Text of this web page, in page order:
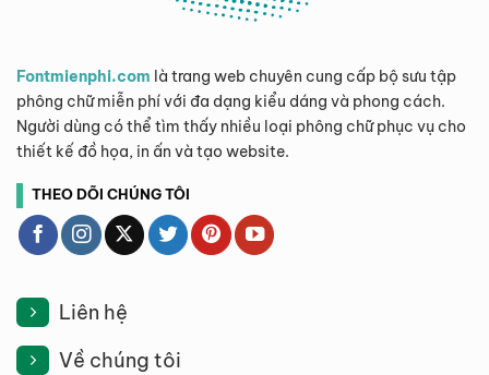
Fontmienphi.com là trang web chuyên cung cấp bộ sưu tập
phông chữ miễn phí với đa dạng kiểu dáng và phong cách.
Người dùng có thể tìm thấy nhiều loại phông chữ phục vụ cho
thiết kế đồ họa, in ấn và tạo website.
THEO DÕI CHÚNG TÔI
Liên hệ
Về chúng tôi